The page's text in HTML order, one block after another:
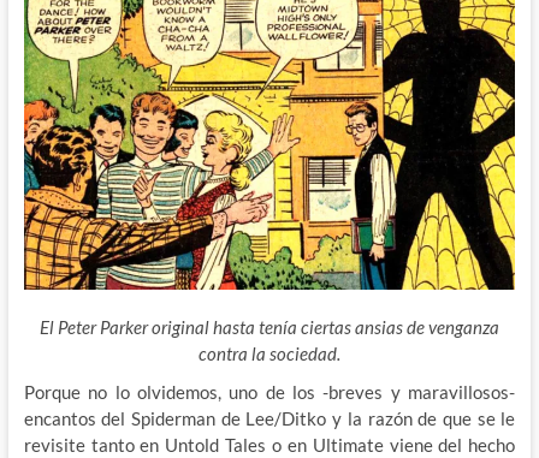
El Peter Parker original hasta tenía ciertas ansias de venganza
contra la sociedad.
Porque no lo olvidemos, uno de los -breves y maravillosos-
encantos del Spiderman de Lee/Ditko y la razón de que se le
revisite tanto en Untold Tales o en Ultimate viene del hecho